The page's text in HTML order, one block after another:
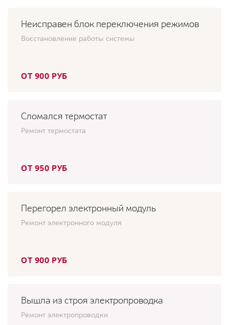
Неисправен блок переключения режимов
Восстановление работы системы
ОТ 900 РУБ
Сломался термостат
Ремонт термостата
ОТ 950 РУБ
Перегорел электронный модуль
Ремонт электронного модуля
ОТ 900 РУБ
Вышла из строя электропроводка
Ремонт электропроводки